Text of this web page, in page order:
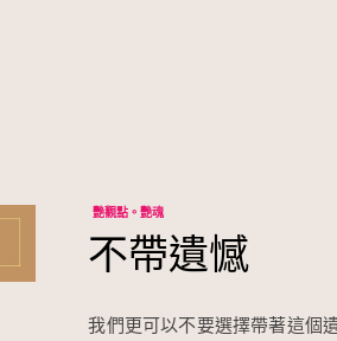
艷觀點。艷魂
不帶遺憾
我們更可以不要選擇帶著這個